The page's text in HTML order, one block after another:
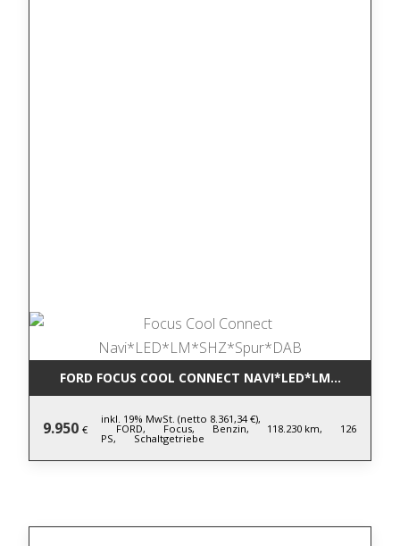
FORD FOCUS COOL CONNECT
9.950 €
inkl. 19% MwSt. (netto 8.361,34 €),
FORD, Focus, Benzin, 118.230 km, 126
PS, Schaltgetriebe